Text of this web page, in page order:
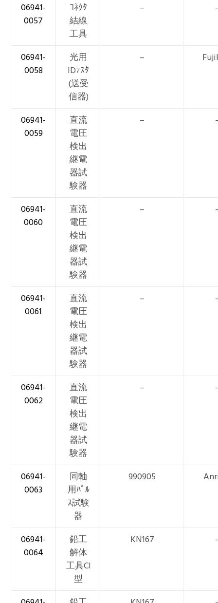
06941-
0057
ｺﾈｸﾀ
結線
工具
–
06941-
0058
光用
IDﾃｽﾀ
(送受
信器)
–
06941-
0059
直流
電圧
検出
継電
器試
験器
–
06941-
0060
直流
電圧
検出
継電
器試
験器
–
06941-
0061
直流
電圧
検出
継電
器試
験器
–
06941-
0062
直流
電圧
検出
継電
器試
験器
–
06941-
0063
同軸
用ﾊﾟﾙ
ｽ試験
器
990905
06941-
0064
鉛工
解体
工具CI
型
KN167